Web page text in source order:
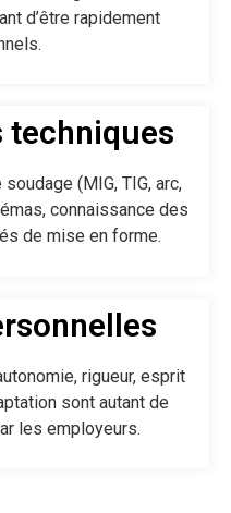
d’être rapidement
techniques
(MIG, TIG, arc,
connaissance des
de mise en forme.
rigueur, esprit
sont autant de
les employeurs.